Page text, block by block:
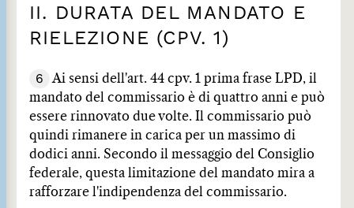
II. DURATA DEL MANDATO E
RIELEZIONE (CPV. 1)
6
Ai sensi dell'art. 44 cpv. 1 prima frase LPD, il
mandato del commissario è di quattro anni e può
essere rinnovato due volte. Il commissario può
quindi rimanere in carica per un massimo di
dodici anni. Secondo il messaggio del Consiglio
federale, questa limitazione del mandato mira a
rafforzare l'indipendenza del commissario.